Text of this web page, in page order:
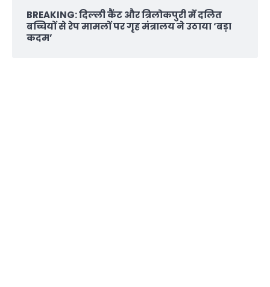
BREAKING: दिल्‍ली कैंट और त्रिलोकपुरी में दलित
बच्चियों से रेप मामलों पर गृह मंत्रालय ने उठाया ‘बड़ा
कदम’